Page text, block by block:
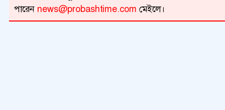
পারেন news@probashtime.com মেইলে।